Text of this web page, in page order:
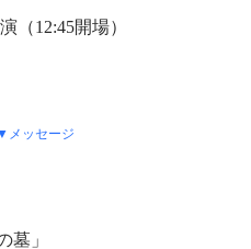
（12:45開場）
メッセージ
墓」